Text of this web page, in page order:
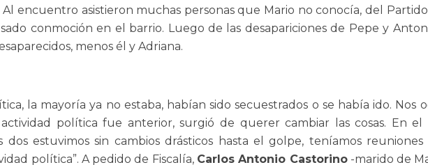
encuentro asistieron muchas personas que Mario no conocía, del
conmoción en el barrio. Luego de las desapariciones de Pepe y
menos él y Adriana.
la mayoría ya no estaba, habían sido secuestrados o se había ido. Nos
política fue anterior, surgió de querer cambiar las cosas. En el
dos estuvimos sin cambios drásticos hasta el golpe, teníamos
política”. A pedido de Fiscalía, Carlos Antonio Castorino-marido de